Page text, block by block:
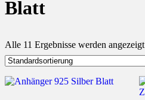
Blatt
Alle 11 Ergebnisse werden angezeigt